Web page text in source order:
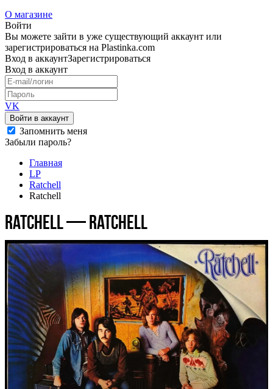
О магазине
Войти
Вы можете зайти в уже существующий аккаунт или
зарегистрироваться на Plastinka.com
Вход в аккаунтЗарегистрироваться
Вход в аккаунт
VK
Войти в аккаунт
Запомнить меня
Забыли пароль?
Главная
LP
Ratchell
Ratchell
Ratchell — Ratchell